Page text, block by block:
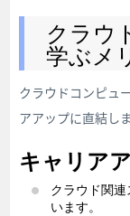
クラウ
学ぶメ
クラウドコンピュ
アアップに直結し
キャリア
クラウド関
います。